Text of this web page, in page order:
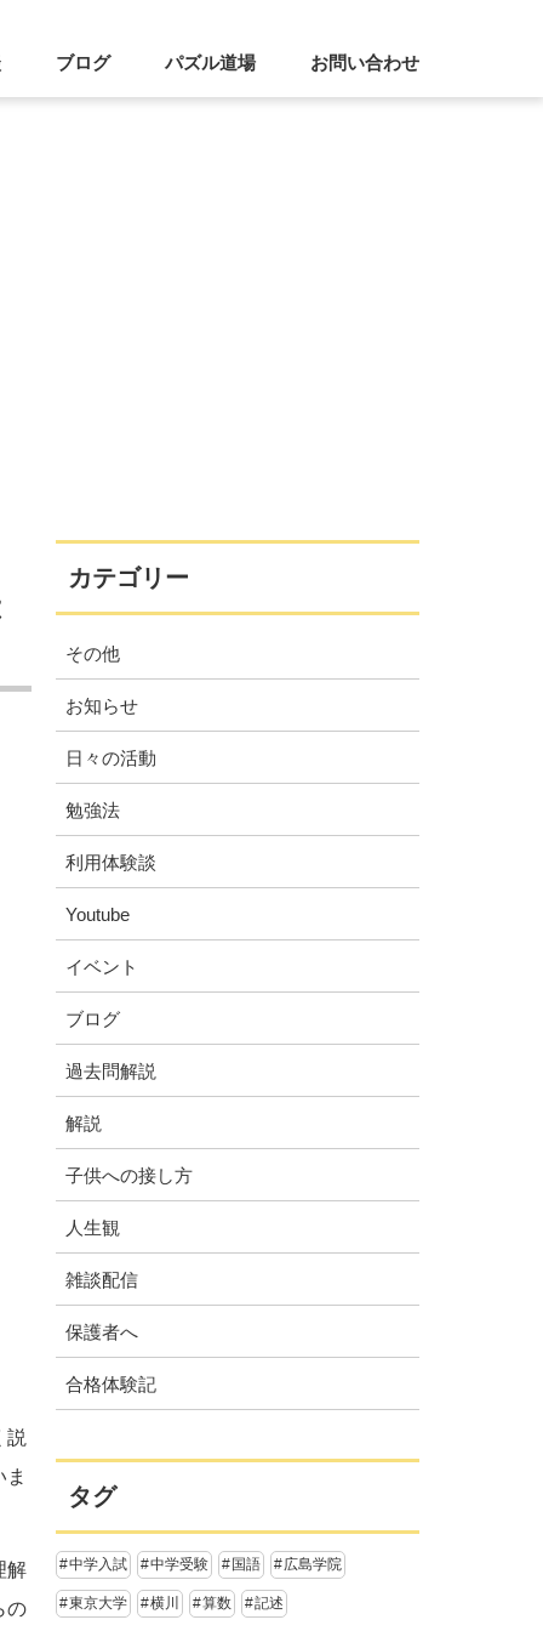
ブログ パズル道場 お問い合わせ
説
解
の
カテゴリー
その他
お知らせ
日々の活動
勉強法
利用体験談
Youtube
イベント
ブログ
過去問解説
解説
子供への接し方
人生観
雑談配信
保護者へ
合格体験記
タグ
中学入試 中学受験 国語 広島学院
東京大学 横川 算数 記述